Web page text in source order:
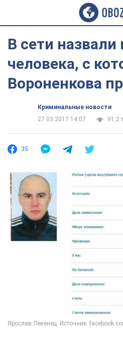
В сети назвали
человека, с
Вороненкова
Криминальные новости
27.03.2017 14:07
91,2
35